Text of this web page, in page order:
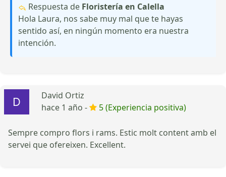
Respuesta de Floristería en Calella
Hola Laura, nos sabe muy mal que te hayas
sentido así, en ningún momento era nuestra
intención.
David Ortiz
hace 1 año -
5 (Experiencia positiva)
Sempre compro flors i rams. Estic molt content amb el
servei que ofereixen. Excellent.